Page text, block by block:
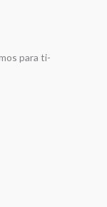
para ti-